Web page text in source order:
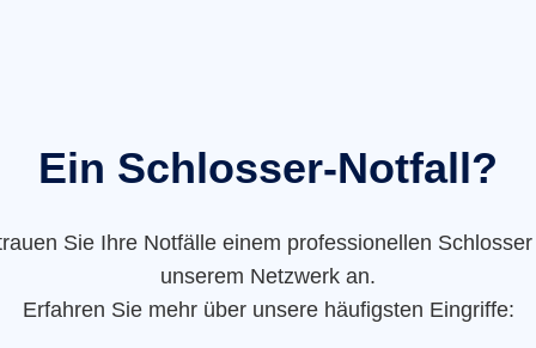
Ein Schlosser-Notfall?
Sie Ihre Notfälle einem professionellen
unserem Netzwerk an.
Erfahren Sie mehr über unsere häufigsten Eingriffe: